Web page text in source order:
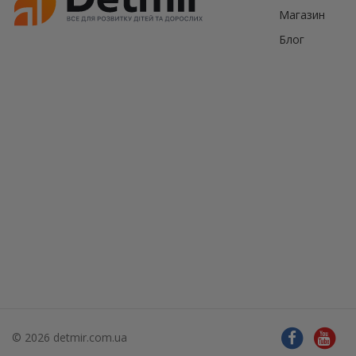
Магазин
Блог
© 2026 detmir.com.ua